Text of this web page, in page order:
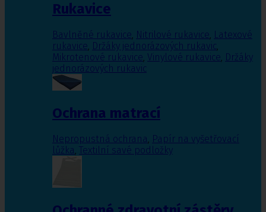
Rukavice
Bavlněné rukavice, Nitrilové rukavice, Latexové
rukavice, Držáky jednorázových rukavic,
Mikrotenové rukavice, Vinylové rukavice, Držáky
jednorázových rukavic
Ochrana matrací
Nepropustná ochrana, Papír na vyšetřovací
lůžka, Textilní savé podložky